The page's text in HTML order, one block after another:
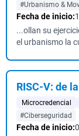
#Urbanismo &
Fecha de inicio:
...ollan su
el urbanismo la
RISC-V: de
Microcredencial
#Ciberseguridad
Fecha de inicio: